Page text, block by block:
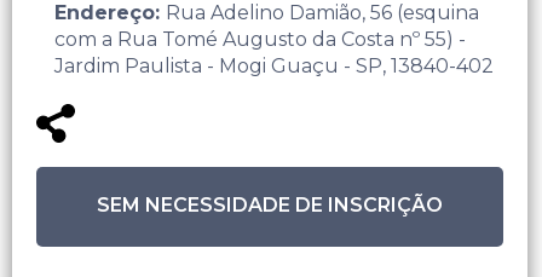
Endereço: Rua Adelino Damião, 56 (esquina
com a Rua Tomé Augusto da Costa nº 55) -
Jardim Paulista - Mogi Guaçu - SP, 13840-402
SEM NECESSIDADE DE INSCRIÇÃO